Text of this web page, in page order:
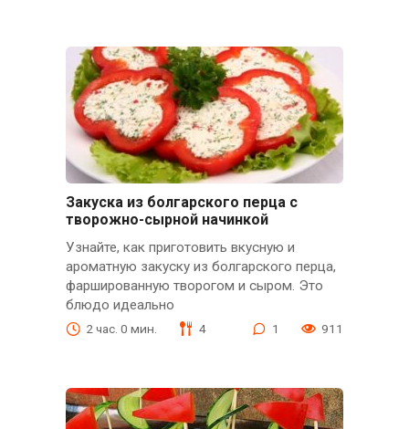
Закуска из болгарского перца с
творожно-сырной начинкой
Узнайте, как приготовить вкусную и
ароматную закуску из болгарского перца,
фаршированную творогом и сыром. Это
блюдо идеально
2 час. 0 мин. 4 1 911